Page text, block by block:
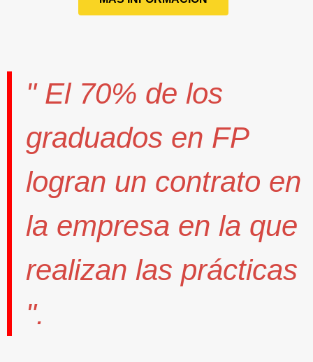
" El 70% de los
graduados en FP
logran un contrato en
la empresa en la que
realizan las prácticas
".